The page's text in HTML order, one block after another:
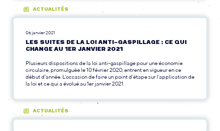
ACTUALITÉS
06 janvier 2021
LES SUITES DE LA LOI ANTI-GASPILLAGE : CE QUI
CHANGE AU 1ER JANVIER 2021
Plusieurs dispositions de la loi anti-gaspillage pour une économie
circulaire, promulguée le 10 février 2020, entrent en vigueur en ce
début d’année. L’occasion de faire un point d’étape sur l’application de
la loi et ce qui a évolué au 1er janvier 2021.
ACTUALITÉS